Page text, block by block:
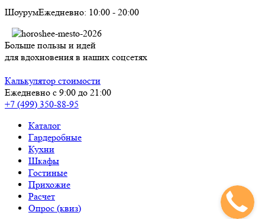
ШоурумЕжедневно: 10:00 - 20:00
Больше пользы и идей
для вдохновения в наших соцсетях
Калькулятор стоимости
Ежедневно с 9:00 до 21:00
+7 (499) 350-88-95
Каталог
Гардеробные
Кухни
Шкафы
Гостиные
Прихожие
Расчет
Опрос (квиз)